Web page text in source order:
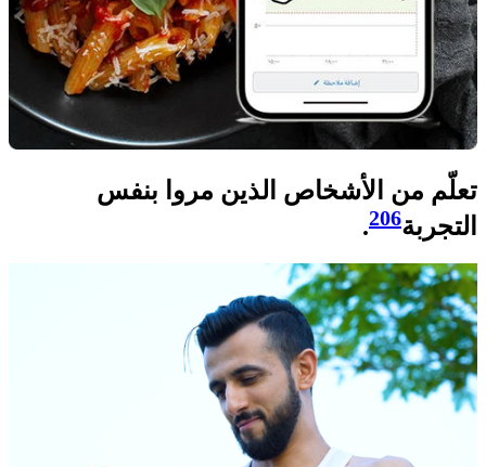
تعلّم من الأشخاص الذين مروا بنفس
التجربة206
.​